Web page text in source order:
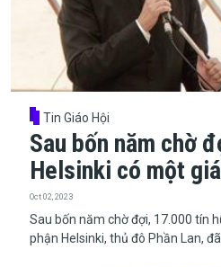
Tin Giáo Hội
Sau bốn năm chờ
Helsinki có một
Oct 02, 2023
Sau bốn năm chờ đợi, 17.000 tín
phận Helsinki, thủ đô Phần Lan,